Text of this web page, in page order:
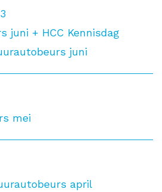
juni + HCC Kennisdag
juni
mei
april